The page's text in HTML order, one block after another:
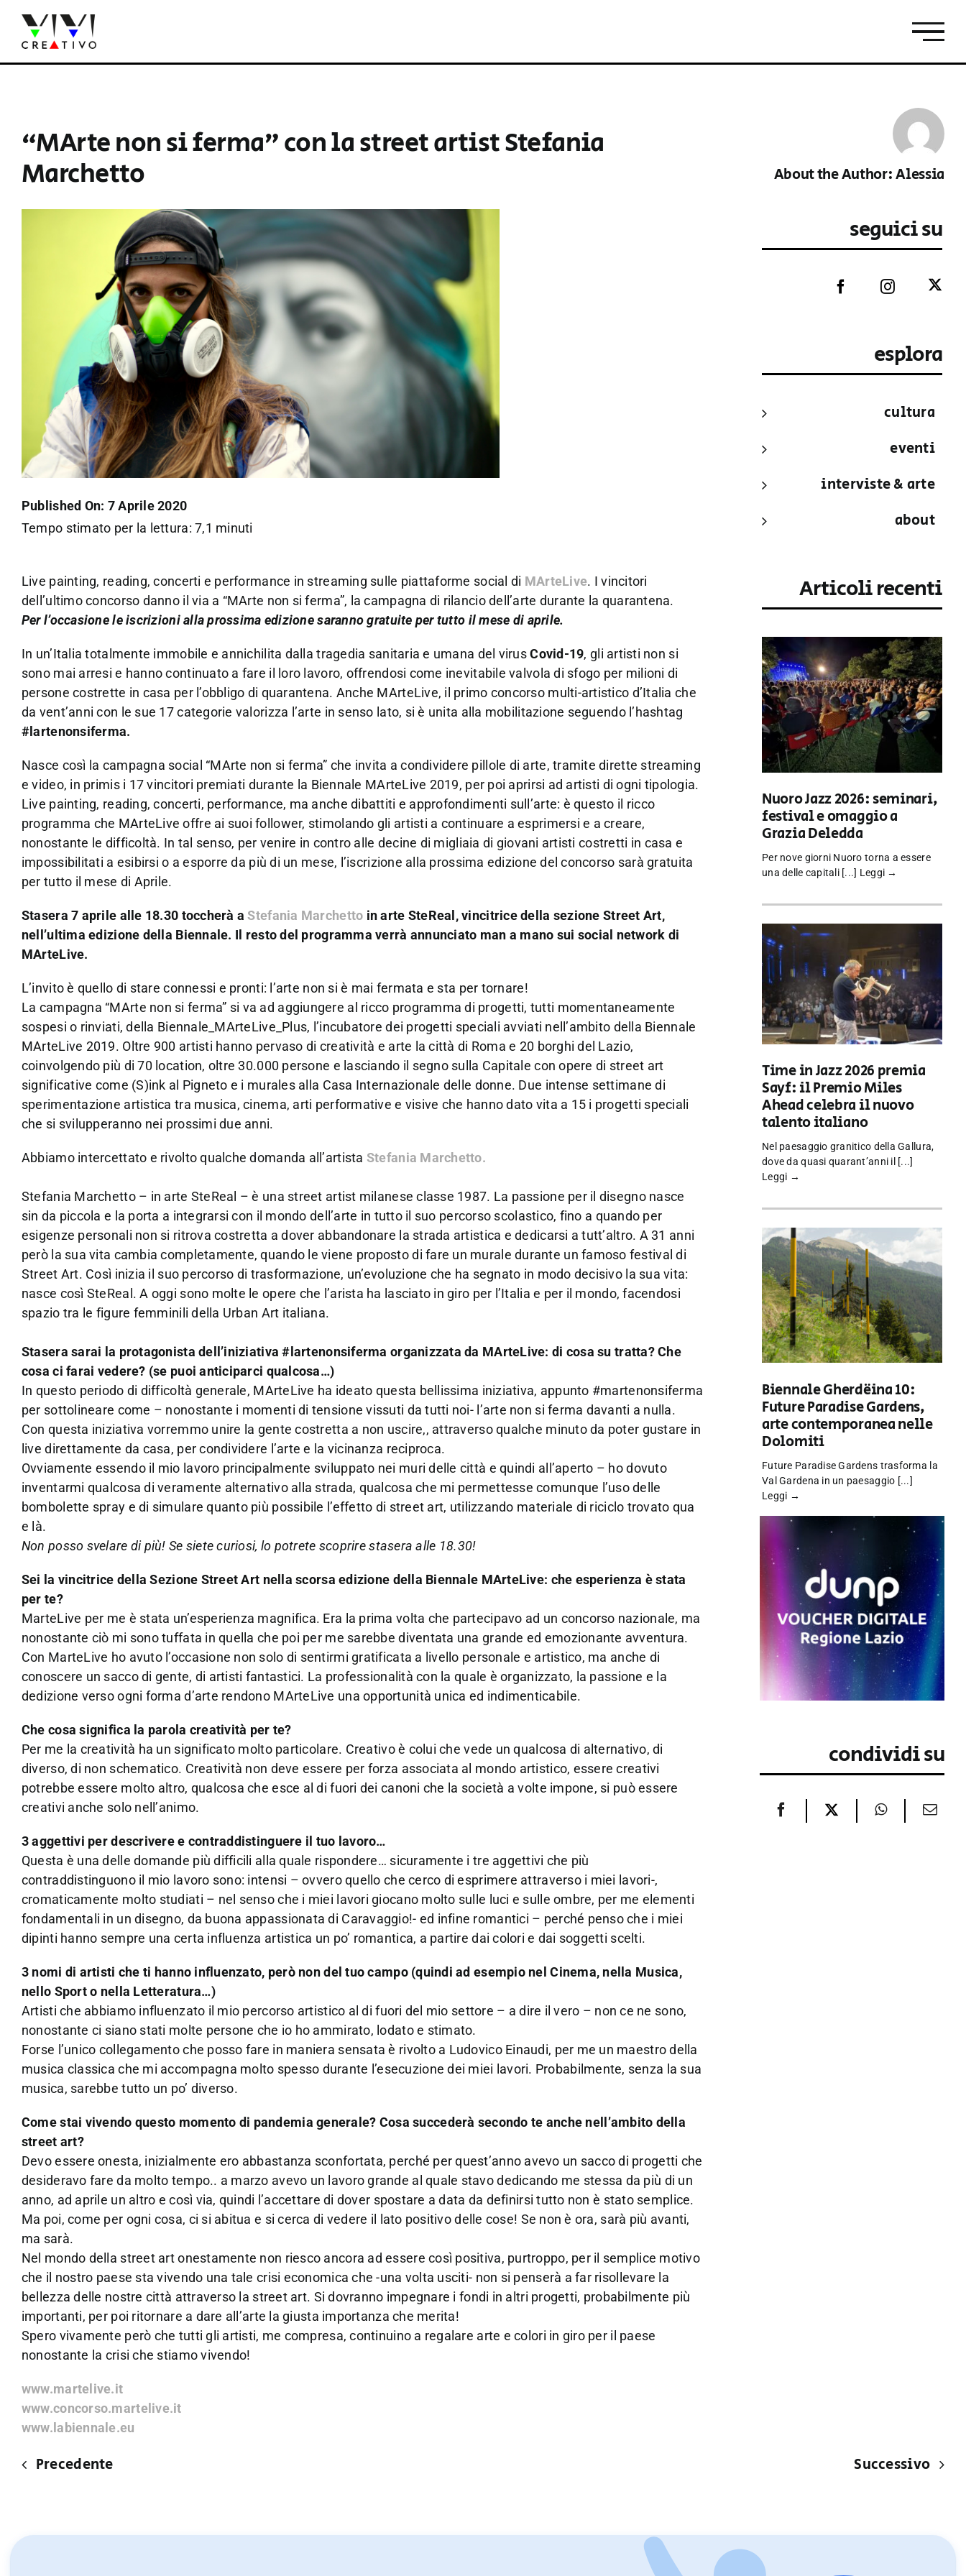
contenuto
“MArte non si ferma” con la street artist Stefania
Marchetto
About the Author:Alessia
Published On: 7 Aprile 2020
Tempo stimato per la lettura: 7,1 minuti
Live painting, reading, concerti e performance in streaming sulle piattaforme social di MArteLive. I vincitori
dell’ultimo concorso danno il via a “MArte non si ferma”, la campagna di rilancio dell’arte durante la quarantena.
Per l’occasione le iscrizioni alla prossima edizione saranno gratuite per tutto il mese di aprile.
In un’Italia totalmente immobile e annichilita dalla tragedia sanitaria e umana del virusCovid-19, gli artisti non si
sono mai arresi e hanno continuato a fare il loro lavoro, offrendosi come inevitabile valvola di sfogo per milioni di
persone costrette in casa per l’obbligo di quarantena. Anche MArteLive, il primo concorso multi-artistico d’Italia che
da vent’anni con le sue 17 categorie valorizza l’arte in senso lato, si è unita alla mobilitazione seguendo l’hashtag
#lartenonsiferma.
Nasce così la campagna social “MArte non si ferma” che invita a condividere pillole di arte, tramite dirette streaming
e video, in primis i 17 vincitori premiati durante la Biennale MArteLive 2019, per poi aprirsi ad artisti di ogni tipologia.
Live painting, reading, concerti, performance, ma anche dibattiti e approfondimenti sull’arte: è questo il ricco
programma che MArteLive offre ai suoi follower, stimolando gli artisti a continuare a esprimersi e a creare,
nonostante le difficoltà. In tal senso, per venire in contro alle decine di migliaia di giovani artisti costretti in casa e
impossibilitati a esibirsi o a esporre da più di un mese, l’iscrizione alla prossima edizione del concorso sarà gratuita
per tutto il mese di Aprile.
Stasera 7 aprile alle 18.30 toccherà a Stefania Marchetto in arte SteReal, vincitrice della sezione Street Art,
nell’ultima edizione della Biennale. Il resto del programma verrà annunciato man a mano sui social network di
MArteLive.
L’invito è quello di stare connessi e pronti: l’arte non si è mai fermata e sta per tornare!
La campagna “MArte non si ferma” si va ad aggiungere al ricco programma di progetti, tutti momentaneamente
sospesi o rinviati, della Biennale_MArteLive_Plus, l’incubatore dei progetti speciali avviati nell’ambito della Biennale
MArteLive 2019. Oltre 900 artisti hanno pervaso di creatività e arte la città di Roma e 20 borghi del Lazio,
coinvolgendo più di 70 location, oltre 30.000 persone e lasciando il segno sulla Capitale con opere di street art
significative come (S)ink al Pigneto e i murales alla Casa Internazionale delle donne. Due intense settimane di
sperimentazione artistica tra musica, cinema, arti performative e visive che hanno dato vita a 15 i progetti speciali
che si svilupperanno nei prossimi due anni.
Abbiamo intercettato e rivolto qualche domanda all’artista Stefania Marchetto.
Stefania Marchetto – in arte SteReal – è una street artist milanese classe 1987. La passione per il disegno nasce
sin da piccola e la porta a integrarsi con il mondo dell’arte in tutto il suo percorso scolastico, fino a quando per
esigenze personali non si ritrova costretta a dover abbandonare la strada artistica e dedicarsi a tutt’altro. A 31 anni
però la sua vita cambia completamente, quando le viene proposto di fare un murale durante un famoso festival di
Street Art. Così inizia il suo percorso di trasformazione, un’evoluzione che ha segnato in modo decisivo la sua vita:
nasce così SteReal. A oggi sono molte le opere che l’arista ha lasciato in giro per l’Italia e per il mondo, facendosi
spazio tra le figure femminili della Urban Art italiana.
Stasera sarai la protagonista dell’iniziativa #lartenonsiferma organizzata da MArteLive: di cosa su tratta? Che
cosa ci farai vedere? (se puoi anticiparci qualcosa…)
In questo periodo di difficoltà generale, MArteLive ha ideato questa bellissima iniziativa, appunto #martenonsiferma
per sottolineare come – nonostante i momenti di tensione vissuti da tutti noi- l’arte non si ferma davanti a nulla.
Con questa iniziativa vorremmo unire la gente costretta a non uscire,, attraverso qualche minuto da poter gustare in
live direttamente da casa, per condividere l’arte e la vicinanza reciproca.
Ovviamente essendo il mio lavoro principalmente sviluppato nei muri delle città e quindi all’aperto – ho dovuto
inventarmi qualcosa di veramente alternativo alla strada, qualcosa che mi permettesse comunque l’uso delle
bombolette spray e di simulare quanto più possibile l’effetto di street art, utilizzando materiale di riciclo trovato qua
e là.
Non posso svelare di più! Se siete curiosi, lo potrete scoprire stasera alle 18.30!
Sei la vincitrice della Sezione Street Art nella scorsa edizione della Biennale MArteLive: che esperienza è stata
per te?
MarteLive per me è stata un’esperienza magnifica. Era la prima volta che partecipavo ad un concorso nazionale, ma
nonostante ciò mi sono tuffata in quella che poi per me sarebbe diventata una grande ed emozionante avventura.
Con MarteLive ho avuto l’occasione non solo di sentirmi gratificata a livello personale e artistico, ma anche di
conoscere un sacco di gente, di artisti fantastici. La professionalità con la quale è organizzato, la passione e la
dedizione verso ogni forma d’arte rendono MArteLive una opportunità unica ed indimenticabile.
Che cosa significa la parola creatività per te?
Per me la creatività ha un significato molto particolare. Creativo è colui che vede un qualcosa di alternativo, di
diverso, di non schematico. Creatività non deve essere per forza associata al mondo artistico, essere creativi
potrebbe essere molto altro, qualcosa che esce al di fuori dei canoni che la società a volte impone, si può essere
creativi anche solo nell’animo.
3 aggettivi per descrivere e contraddistinguere il tuo lavoro…
Questa è una delle domande più difficili alla quale rispondere… sicuramente i tre aggettivi che più
contraddistinguono il mio lavoro sono: intensi – ovvero quello che cerco di esprimere attraverso i miei lavori-,
cromaticamente molto studiati – nel senso che i miei lavori giocano molto sulle luci e sulle ombre, per me elementi
fondamentali in un disegno, da buona appassionata di Caravaggio!- ed infine romantici – perché penso che i miei
dipinti hanno sempre una certa influenza artistica un po’ romantica, a partire dai colori e dai soggetti scelti.
3 nomi di artisti che ti hanno influenzato, però non del tuo campo (quindi ad esempio nel Cinema, nella Musica,
nello Sport o nella Letteratura…)
Artisti che abbiamo influenzato il mio percorso artistico al di fuori del mio settore – a dire il vero – non ce ne sono,
nonostante ci siano stati molte persone che io ho ammirato, lodato e stimato.
Forse l’unico collegamento che posso fare in maniera sensata è rivolto a Ludovico Einaudi, per me un maestro della
musica classica che mi accompagna molto spesso durante l’esecuzione dei miei lavori. Probabilmente, senza la sua
musica, sarebbe tutto un po’ diverso.
Come stai vivendo questo momento di pandemia generale? Cosa succederà secondo te anche nell’ambito della
street art?
Devo essere onesta, inizialmente ero abbastanza sconfortata, perché per quest’anno avevo un sacco di progetti che
desideravo fare da molto tempo.. a marzo avevo un lavoro grande al quale stavo dedicando me stessa da più di un
anno, ad aprile un altro e così via, quindi l’accettare di dover spostare a data da definirsi tutto non è stato semplice.
Ma poi, come per ogni cosa, ci si abitua e si cerca di vedere il lato positivo delle cose! Se non è ora, sarà più avanti,
ma sarà.
Nel mondo della street art onestamente non riesco ancora ad essere così positiva, purtroppo, per il semplice motivo
che il nostro paese sta vivendo una tale crisi economica che -una volta usciti- non si penserà a far risollevare la
bellezza delle nostre città attraverso la street art. Si dovranno impegnare i fondi in altri progetti, probabilmente più
importanti, per poi ritornare a dare all’arte la giusta importanza che merita!
Spero vivamente però che tutti gli artisti, me compresa, continuino a regalare arte e colori in giro per il paese
nonostante la crisi che stiamo vivendo!
www.martelive.it
www.concorso.martelive.it
www.labiennale.eu
seguici su
esplora
cultura
eventi
interviste & arte
about
Articoli recenti
Nuoro Jazz 2026: seminari,
festival e omaggio a
Grazia Deledda
Per nove giorni Nuoro torna a essere
una delle capitali [...] Leggi →
Time in Jazz 2026 premia
Sayf: il Premio Miles
Ahead celebra il nuovo
talento italiano
Nel paesaggio granitico della Gallura,
dove da quasi quarant’anni il [...]
Leggi →
Biennale Gherdëina 10:
Future Paradise Gardens,
arte contemporanea nelle
Dolomiti
Future Paradise Gardens trasforma la
Val Gardena in un paesaggio [...]
Leggi →
condividi su
Precedente Successivo